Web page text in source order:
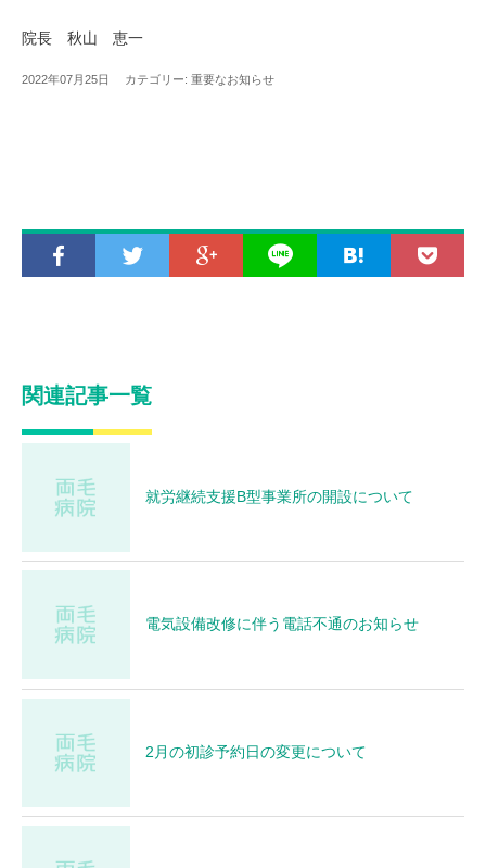
院長 秋山 恵一
2022年07月25日 カテゴリー: 重要なお知らせ
関連記事一覧
就労継続支援B型事業所の開設について
電気設備改修に伴う電話不通のお知らせ
2月の初診予約日の変更について